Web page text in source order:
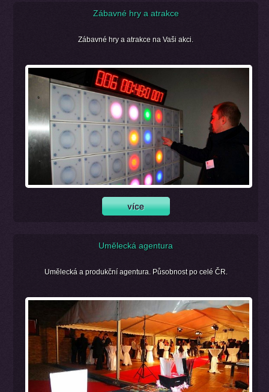
Zábavné hry a atrakce
Zábavné hry a atrakce na Vaši akci.
Umělecká agentura
Umělecká a produkční agentura. Působnost po celé ČR.